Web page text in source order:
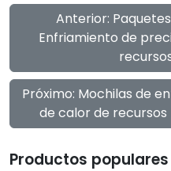
Anterior:
Enfriamiento de
Próximo: Mochilas de
de calor de recursos
Productos populares